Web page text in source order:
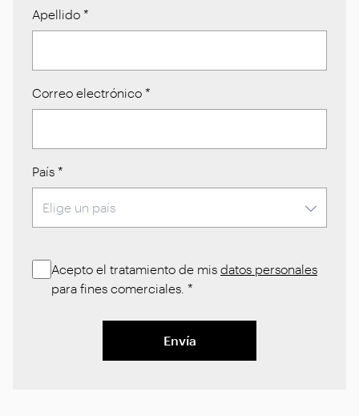
Apellido *
Correo electrónico *
País *
Acepto el tratamiento de mis datos personales
para fines comerciales. *
Envía